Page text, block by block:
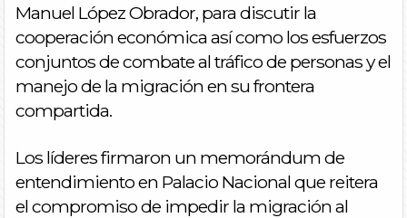
Manuel López Obrador, para discutir la
cooperación económica así como los esfuerzos
conjuntos de combate al tráfico de personas y el
manejo de la migración en su frontera
compartida.
Los líderes firmaron un memorándum de
entendimiento en Palacio Nacional que reitera
el compromiso de impedir la migración al